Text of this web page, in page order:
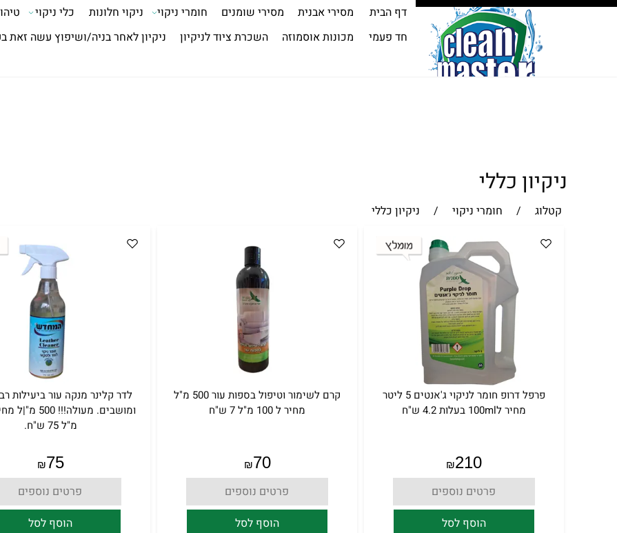
דף הבית מסירי אבנית מסירי שומנים חומרי ניקוי ניקוי חלונות כלי ניקוי
חד פעמי
מכונות אוסמוזה השכרת ציוד לניקיון ניקיון לאחר בניה/ושיפוץ עשה זאת
ניקיון כללי
קטלוג / חומרי ניקוי / ניקיון כללי
פרפל דרופ חומר לניקוי ג'אנטים 5 ליטר
מחיר ל100ml בעלות 4.2 ש"ח
₪210
פרטים נוספים
הוסף לסל
קרם לשימור וטיפול בספות עור 500 מ"ל
מחיר ל 100 מ"ל 7 ש"ח
₪70
פרטים נוספים
הוסף לסל
לדר קלינר מנקה עור ביעילות
מ"ל 75 ש"ח.
₪75
פרטים נוספים
הוסף לסל